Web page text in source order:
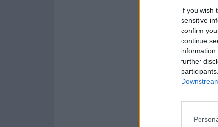
If you wish
sensitive
confirm
continue
information
further